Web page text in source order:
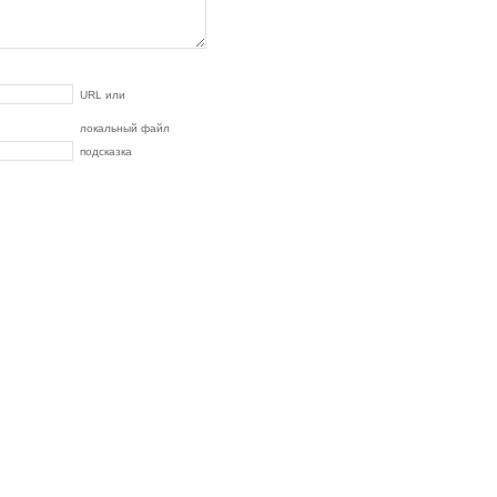
URL или
локальный файл
подсказка